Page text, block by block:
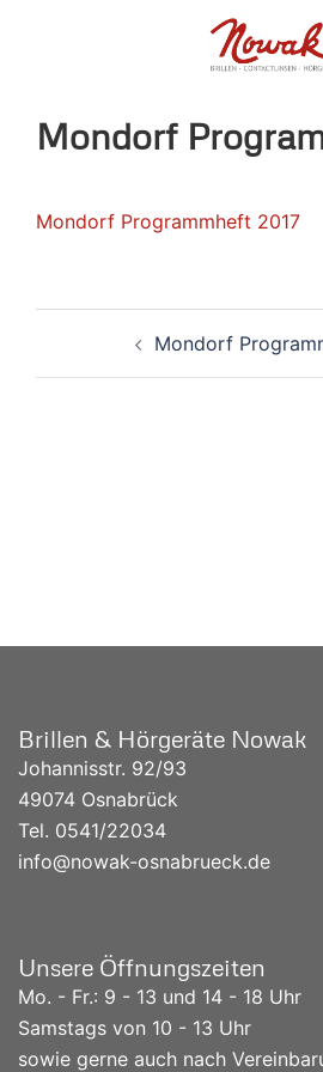
Mondorf
Mondorf Programmheft 2017
Beitragsnavigation
Mondorf
Brillen & Hörgeräte Nowak
Johannisstr. 92/93
49074 Osnabrück
Tel. 0541/22034
info@nowak-osnabrueck.de
Unsere Öffnungszeiten
Mo. - Fr.: 9 - 13 und 14 - 18 Uhr
Samstags von 10 - 13 Uhr
sowie gerne auch nach